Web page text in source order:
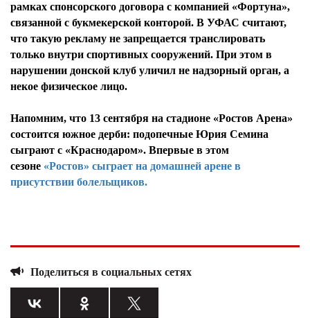
рамках спонсорского договора с компанией «Фортуна»,
связанной с букмекерской конторой. В УФАС считают,
что такую рекламу не запрещается транслировать
только внутри спортивных сооружений. При этом в
нарушении донской клуб уличил не надзорный орган, а
некое физическое лицо.
Напомним, что 13 сентября на стадионе «Ростов Арена»
состоится южное дерби: подопечные Юрия Семина
сыграют с «Краснодаром». Впервые в этом
сезоне «Ростов» сыграет на домашней арене в
присутствии болельщиков.
Поделиться в социальных сетях